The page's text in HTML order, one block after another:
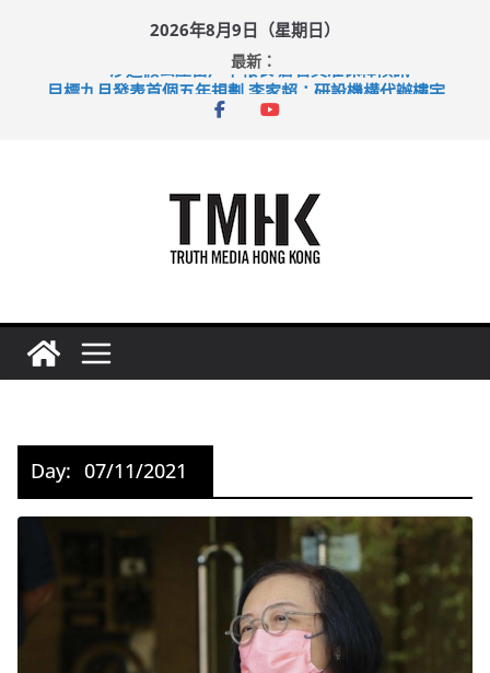
2026年8月9日（星期日）
最新：
涉造假公屋富戶申報表 倉管員准保釋候訊
Day: 07/11/2021